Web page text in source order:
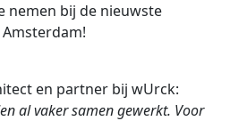
nemen bij de nieuwste
en partner bij wUrck:
al vaker samen gewerkt. Voor